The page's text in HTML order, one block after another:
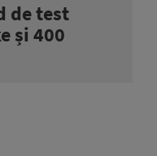
de test
și 400